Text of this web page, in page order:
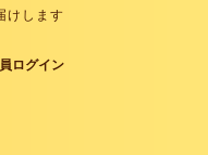
けします
ログイン